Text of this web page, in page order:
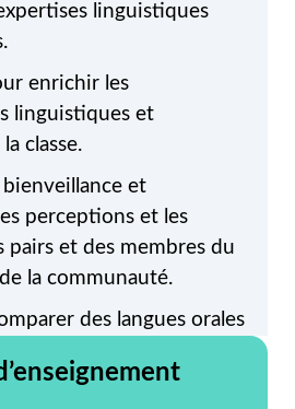
linguistiques
enrichir les
linguistiques et
classe.
bienveillance et
perceptions et les
pairs et des membres du
la communauté.
des langues orales